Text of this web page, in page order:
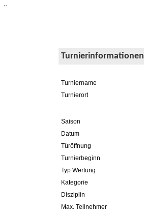
¨
Turnierinformationen
Turniername
Turnierort
Saison
Datum
Türöffnung
Turnierbeginn
Typ Wertung
Kategorie
Disziplin
Max. Teilnehmer